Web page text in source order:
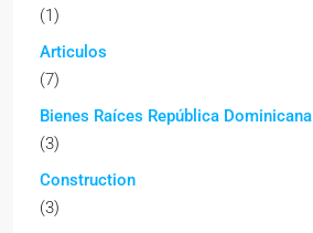
(1)
Articulos
(7)
Bienes Raíces República Dominicana
(3)
Construction
(3)